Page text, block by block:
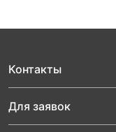
Контакты
Для заявок